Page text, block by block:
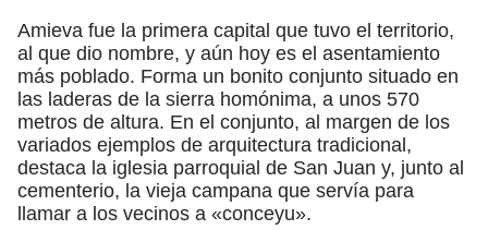
Amieva fue la primera capital que tuvo el territorio,
al que dio nombre, y aún hoy es el asentamiento
más poblado. Forma un bonito conjunto situado en
las laderas de la sierra homónima, a unos 570
metros de altura. En el conjunto, al margen de los
variados ejemplos de arquitectura tradicional,
destaca la iglesia parroquial de San Juan y, junto al
cementerio, la vieja campana que servía para
llamar a los vecinos a «conceyu».